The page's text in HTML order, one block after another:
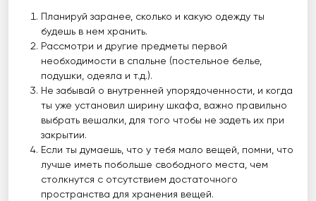
Планируй заранее, сколько и какую одежду ты
будешь в нем хранить.
Рассмотри и другие предметы первой
необходимости в спальне (постельное белье,
подушки, одеяла и т.д.).
Не забывай о внутренней упорядоченности, и когда
ты уже установил ширину шкафа, важно правильно
выбрать вешалки, для того чтобы не задеть их при
закрытии.
Если ты думаешь, что у тебя мало вещей, помни, что
лучше иметь побольше свободного места, чем
столкнутся с отсутствием достаточного
пространства для хранения вещей.